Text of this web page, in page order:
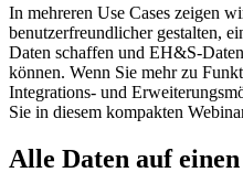
In mehreren Use Cases zeigen
benutzerfreundlicher gestalten,
Daten schaffen und EH&S-
können. Wenn Sie mehr zu
Integrations- und
Sie in diesem kompakten
Alle Daten auf